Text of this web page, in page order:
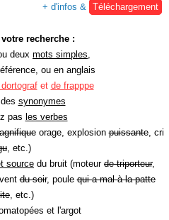
+ d'infos &
Téléchargement
recherche :
deux mots simples
ou en anglais
et de frapppe
synonymes
pas les verbes
orage, explosionpuissante, cri
, etc.)
source du bruit (moteur de triporteur,
du soir, poulequi a mal à la patte
, etc.)
et l'argot